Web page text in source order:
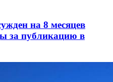
на 8 месяцев
за публикацию в